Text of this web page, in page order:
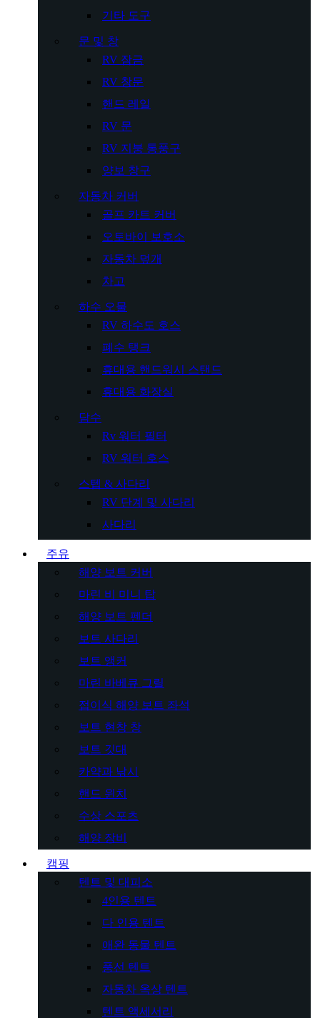
기타 도구
문 및 창
RV 잠금
RV 창문
핸드 레일
RV 문
RV 지붕 통풍구
양보 창구
자동차 커버
골프 카트 커버
오토바이 보호소
자동차 덮개
차고
하수 오물
RV 하수도 호스
폐수 탱크
휴대용 핸드워시 스탠드
휴대용 화장실
담수
Rv 워터 필터
RV 워터 호스
스텝 & 사다리
RV 단계 및 사다리
사다리
주유
해양 보트 커버
마린 비 미니 탑
해양 보트 펜더
보트 사다리
보트 앵커
마린 바베큐 그릴
접이식 해양 보트 좌석
보트 현창 창
보트 깃대
카약과 낚시
핸드 윈치
수상 스포츠
해양 장비
캠핑
텐트 및 대피소
4인용 텐트
다 인용 텐트
애완 동물 텐트
풍선 텐트
자동차 옥상 텐트
텐트 액세서리